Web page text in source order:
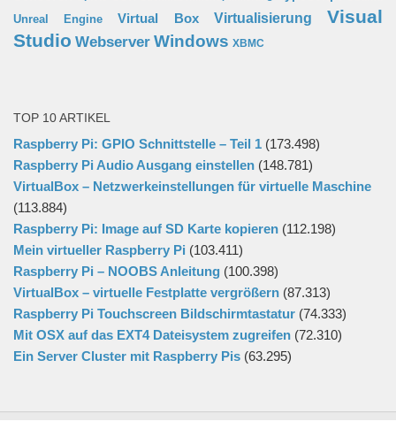
Unreal Engine
Virtual Box Virtualisierung
Visual
Studio Webserver Windows XBMC
TOP 10 ARTIKEL
Raspberry Pi: GPIO Schnittstelle – Teil 1 (173.498)
Raspberry Pi Audio Ausgang einstellen (148.781)
VirtualBox – Netzwerkeinstellungen für virtuelle Maschine
(113.884)
Raspberry Pi: Image auf SD Karte kopieren (112.198)
Mein virtueller Raspberry Pi (103.411)
Raspberry Pi – NOOBS Anleitung (100.398)
VirtualBox – virtuelle Festplatte vergrößern (87.313)
Raspberry Pi Touchscreen Bildschirmtastatur (74.333)
Mit OSX auf das EXT4 Dateisystem zugreifen (72.310)
Ein Server Cluster mit Raspberry Pis (63.295)